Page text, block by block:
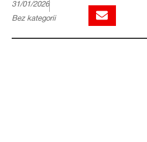
31/01/2026
Bez kategorii